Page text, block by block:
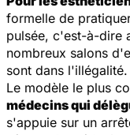
formelle de
pulsée, c'est-à-dire
nombreux salons
sont dans l'illégalité.
Le modèle le plus
médecins qui
s'appuie sur un